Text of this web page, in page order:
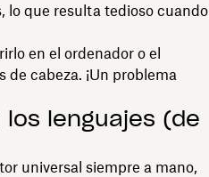
lo que resulta tedioso cuando
en el ordenador o el
cabeza. ¡Un problema
lenguajes (de
universal siempre a mano,